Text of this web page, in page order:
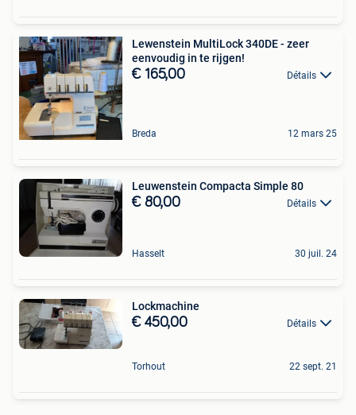
Lewenstein MultiLock 340DE - zeer
eenvoudig in te rijgen!
€ 165,00 Détails
Breda 12 mars 25
Leuwenstein Compacta Simple 80
€ 80,00 Détails
Hasselt 30 juil. 24
Lockmachine
€ 450,00 Détails
Torhout 22 sept. 21